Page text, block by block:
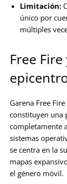
Limitación:
único por
múltiples
Free Fire
Garena Free
constituyen una
completamente
sistemas
se centra en la
mapas
el género móvil.